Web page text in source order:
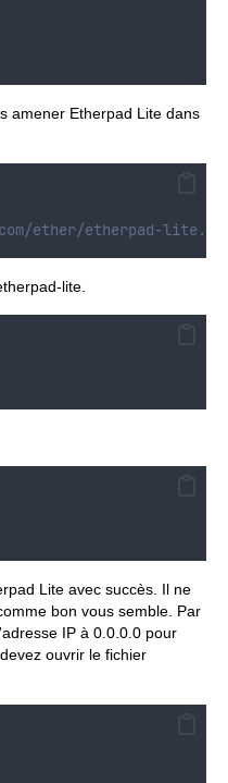
amener Etherpad Lite dans
ether/etherpad-
lite.
Lite avec succès. Il ne
bon vous semble. Par
IP à 0.0.0.0 pour
ouvrir le fichier